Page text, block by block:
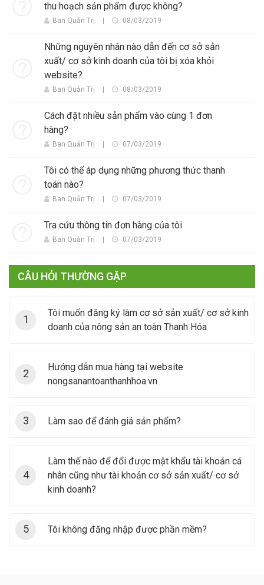
thu hoạch sản phẩm được không?
Ban Quản Trị 08/03/2019
Những nguyên nhân nào dẫn đến cơ sở sản
xuất/ cơ sở kinh doanh của tôi bị xóa khỏi
website?
Ban Quản Trị 08/03/2019
Cách đặt nhiều sản phẩm vào cùng 1 đơn
hàng?
Ban Quản Trị 07/03/2019
Tôi có thể áp dụng những phương thức thanh
toán nào?
Ban Quản Trị 07/03/2019
Tra cứu thông tin đơn hàng của tôi
Ban Quản Trị 07/03/2019
CÂU HỎI THƯỜNG GẶP
1
Tôi muốn đăng ký làm cơ sở sản xuất/ cơ sở kinh
doanh của nông sản an toàn Thanh Hóa
2
Hướng dẫn mua hàng tại website
nongsanantoanthanhhoa.vn
3 Làm sao để đánh giá sản phẩm?
4
Làm thế nào để đổi được mật khẩu tài khoản cá
nhân cũng như tài khoản cơ sở sản xuất/ cơ sở
kinh doanh?
5 Tôi không đăng nhập được phần mềm?